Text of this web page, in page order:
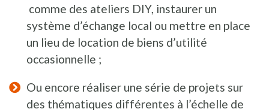
s'ouvre dans une nouvelle fenêtre
comme des ateliers DIY, instaurer un
système d’échange local ou mettre en place
un lieu de location de biens d’utilité
occasionnelle ;
Ou encore réaliser une série de projets sur
des thématiques différentes à l’échelle de